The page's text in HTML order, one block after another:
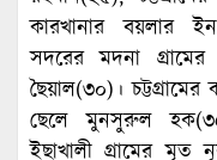
কারখানার বয়লার
সদরের মদনা গ্রামের
ছৈয়াল(৩০)।
ছেলে মুনসুরুল
ইছাখালী গ্রামের